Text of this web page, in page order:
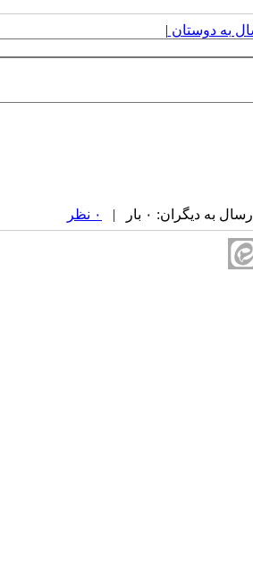
به دوستان |
به دیگران: ۰ بار | ۰ نظر